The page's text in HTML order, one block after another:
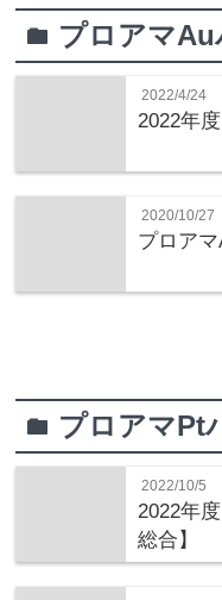
folder プロアマ
2022/4/24
2022年
2020/10/27
プロア
folder プロアマPt
2022/10/5
2022年
総合】